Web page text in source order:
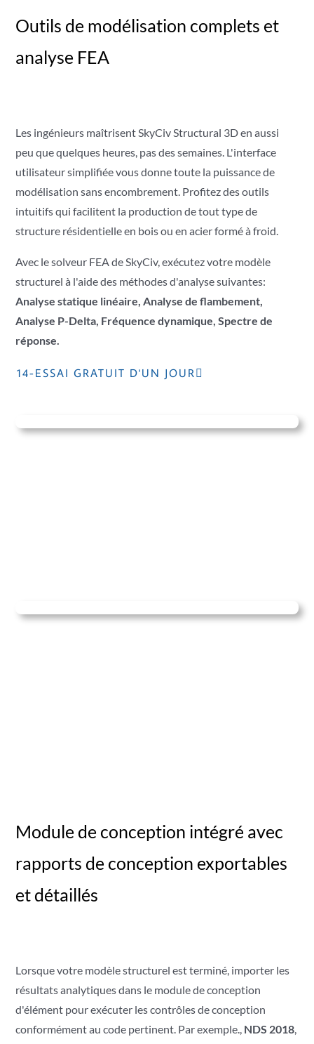
Outils de modélisation complets et
analyse FEA
Les ingénieurs maîtrisent SkyCiv Structural 3D en aussi
peu que quelques heures, pas des semaines. L'interface
utilisateur simplifiée vous donne toute la puissance de
modélisation sans encombrement. Profitez des outils
intuitifs qui facilitent la production de tout type de
structure résidentielle en bois ou en acier formé à froid.
Avec le solveur FEA de SkyCiv, exécutez votre modèle
structurel à l'aide des méthodes d'analyse suivantes:
Analyse statique linéaire, Analyse de flambement,
Analyse P-Delta, Fréquence dynamique,Spectre de
réponse.
14-ESSAI GRATUIT D'UN JOUR
Module de conception intégré avec
rapports de conception exportables
et détaillés
Lorsque votre modèle structurel est terminé, importer les
résultats analytiques dans le module de conception
d'élément pour exécuter les contrôles de conception
conformément au code pertinent. Par exemple., NDS 2018,